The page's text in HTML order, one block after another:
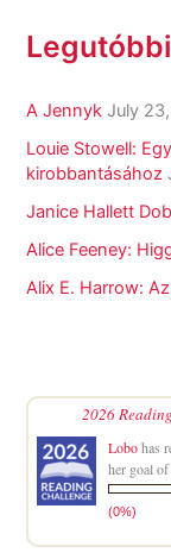
A Jennyk July
Louie Stowell:
kirobbantásához
Janice Hallett
Alice Feeney:
Alix E. Harrow:
2026
Lobohas
her goal
(0%)